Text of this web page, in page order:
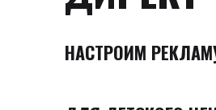
НАСТРОИМ